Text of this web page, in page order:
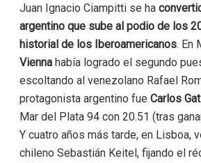
Juan Ignacio Ciampitti se ha
argentino que sube al podio de los
historial de los Iberoamericanos. En
Viennahabía logrado el segundo
escoltando al venezolano Rafael
protagonista argentino fue Carlos
Mar del Plata 94 con 20.51 (tras
Y cuatro años más tarde, en Lisboa,
chileno Sebastián Keitel, fijando el